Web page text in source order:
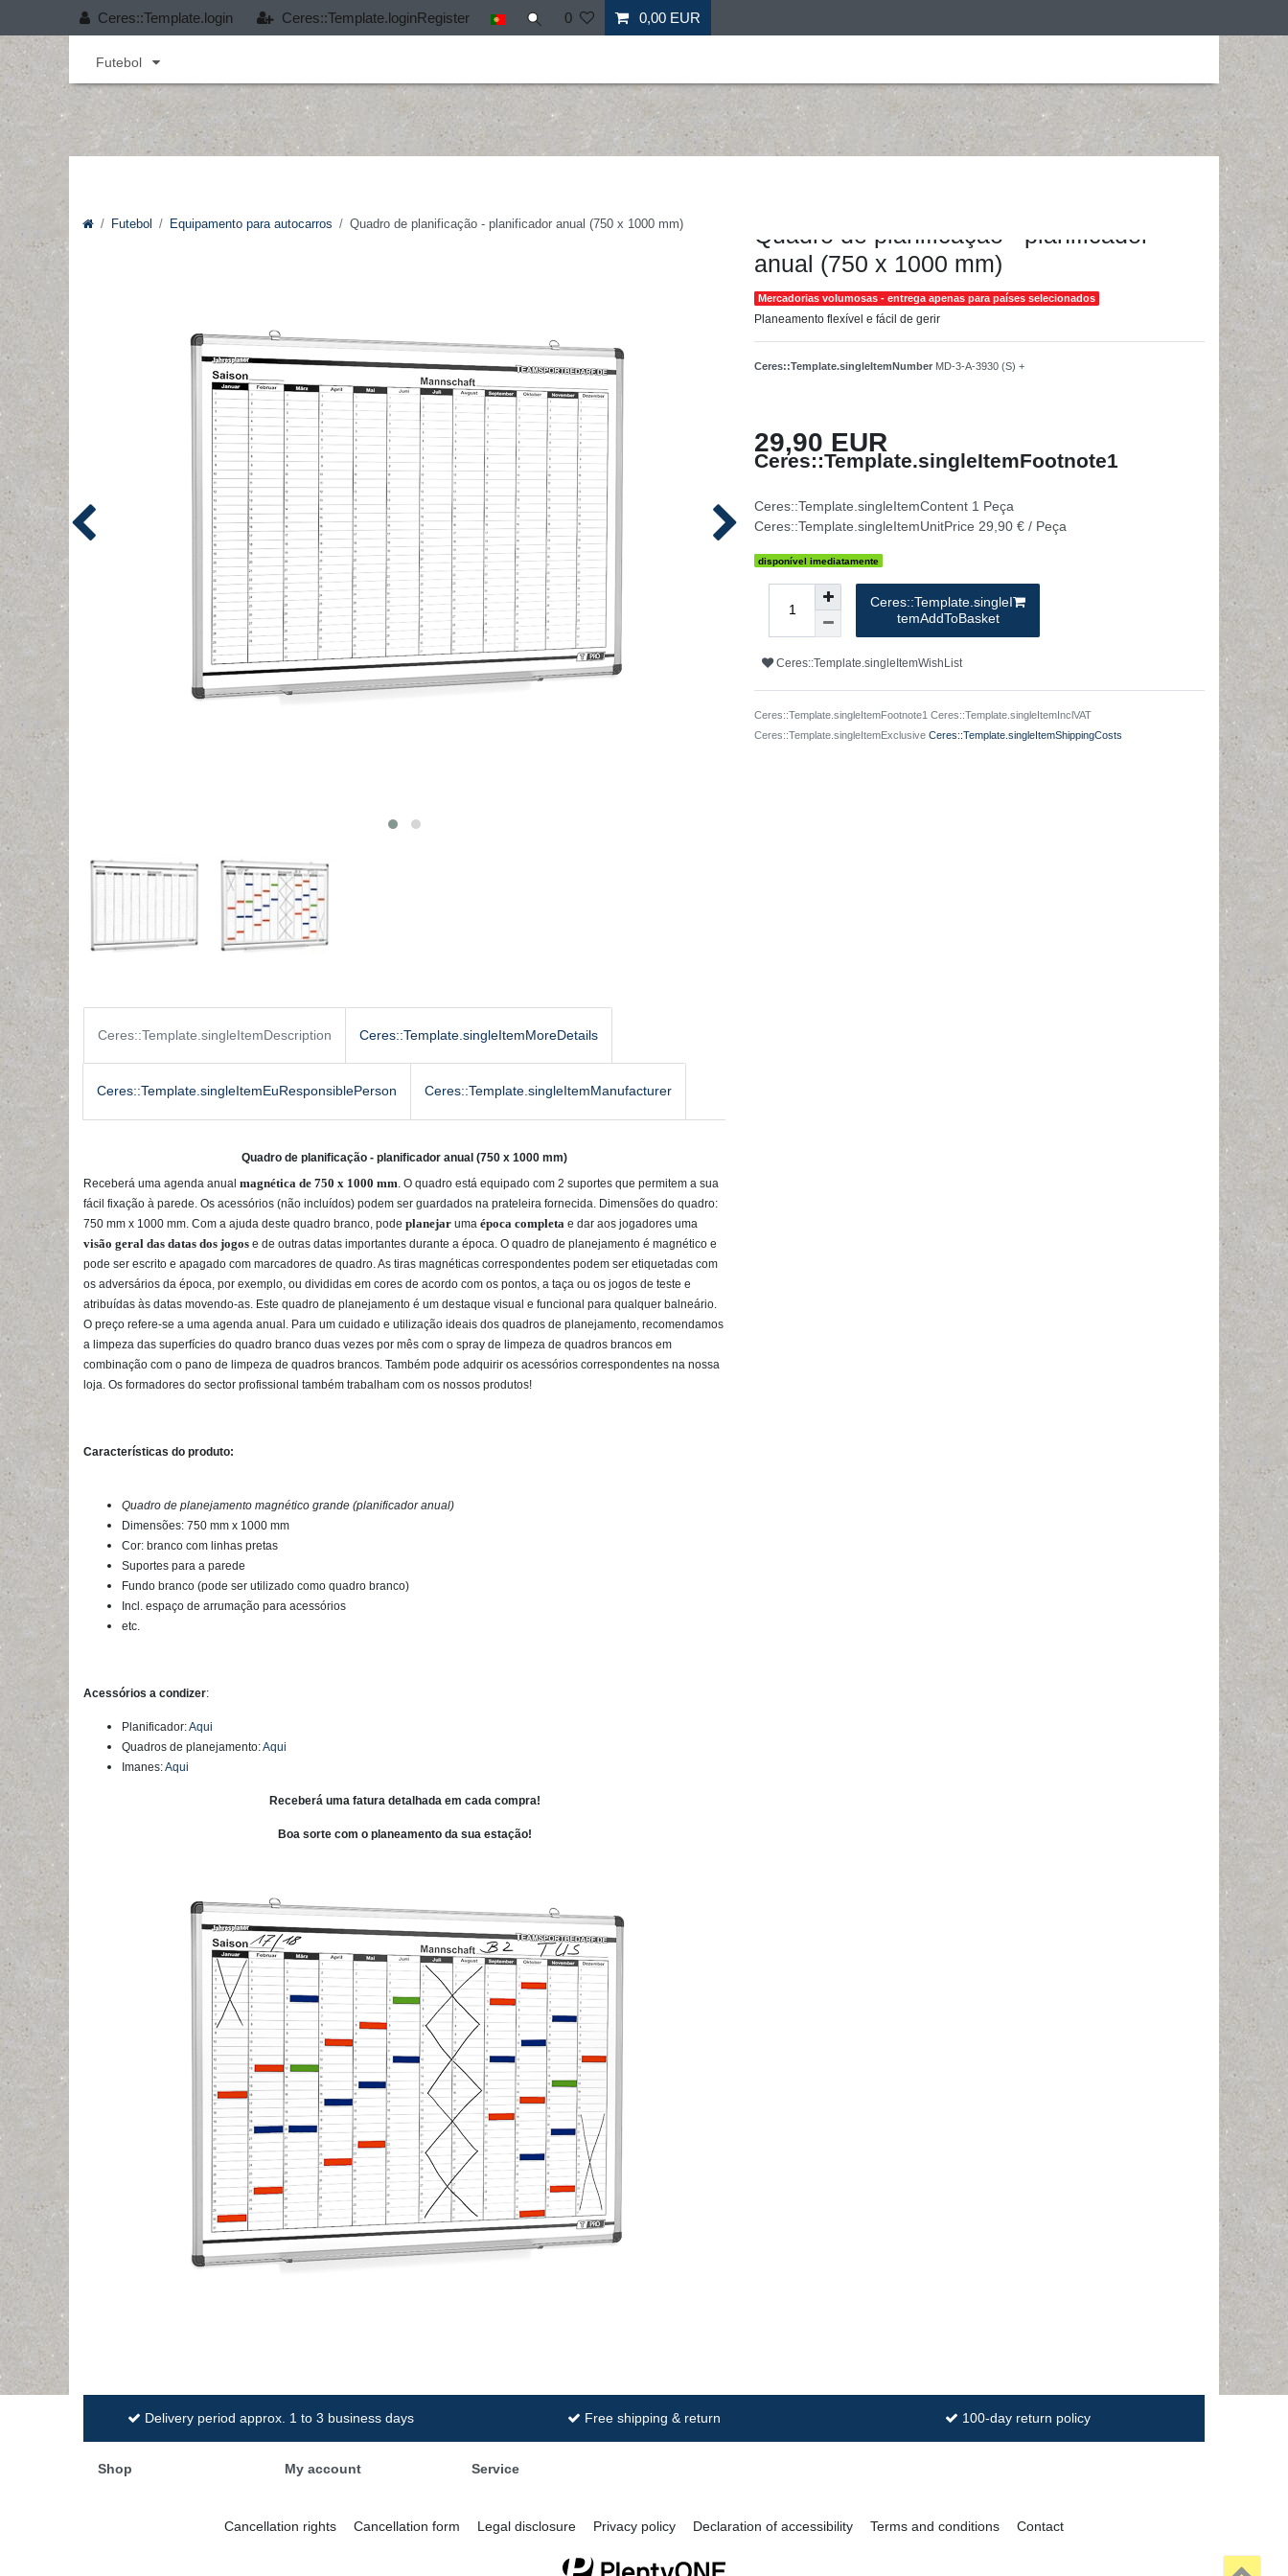
Ceres::Template.login Ceres::Template.loginRegister 0 0,00 EUR
Andebol Cobertura T-PRO Desporto infantil Fitness Mais desporto Ofertas especiais
Futebol
Futebol Equipamento para autocarros Quadro de planificação - planificador anual (750 x 1000 mm)
Quadro de planificação - planificador
anual (750 x 1000 mm)
Mercadorias volumosas - entrega apenas para países selecionados
Planeamento flexível e fácil de gerir
Ceres::Template.singleItemNumber MD-3-A-3930 (S) +
29,90 EUR
Ceres::Template.singleItemFootnote1
Ceres::Template.singleItemContent 1 Peça
Ceres::Template.singleItemUnitPrice 29,90 € / Peça
disponível imediatamente
Ceres::Template.singleI
temAddToBasket
Ceres::Template.singleItemWishList
Ceres::Template.singleItemFootnote1 Ceres::Template.singleItemInclVAT
Ceres::Template.singleItemExclusive Ceres::Template.singleItemShippingCosts
Ceres::Template.singleItemDescription Ceres::Template.singleItemMoreDetails
Ceres::Template.singleItemEuResponsiblePerson Ceres::Template.singleItemManufacturer
Quadro de planificação - planificador anual (750 x 1000 mm)
Receberá uma agenda anual magnética de 750 x 1000 mm . O quadro está equipado com 2 suportes que permitem a sua
fácil fixação à parede. Os acessórios (não incluídos) podem ser guardados na prateleira fornecida. Dimensões do quadro:
750 mm x 1000 mm Com a ajuda deste quadro branco, pode planejar uma época completa e dar aos jogadores uma
visão geral das datas dos jogos e de outras datas importantes durante a época. O quadro de planejamento é magnético e
pode ser escrito e apagado com marcadores de quadro. As tiras magnéticas correspondentes podem ser etiquetadas com
os adversários da época, por exemplo, ou divididas em cores de acordo com os pontos, a taça ou os jogos de teste e
atribuídas às datas movendo-as. Este quadro de planejamento é um destaque visual e funcional para qualquer balneário.
O preço refere-se a uma agenda anual. Para um cuidado e utilização ideais dos quadros de planejamento, recomendamos
a limpeza das superfícies do quadro branco duas vezes por mês com o spray de limpeza de quadros brancos em
combinação com o pano de limpeza de quadros brancos. Também pode adquirir os acessórios correspondentes na nossa
loja. Os formadores do sector profissional também trabalham com os nossos produtos!
Características do produto:
Quadro de planejamento magnético grande (planificador anual)
Dimensões: 750 mm x 1000 mm
Cor: branco com linhas pretas
Suportes para a parede
Fundo branco (pode ser utilizado como quadro branco)
Incl. espaço de arrumação para acessórios
etc.
Acessórios a condizer:
Planificador:Aqui
Quadros de planejamento:Aqui
Imanes:Aqui
Receberá uma fatura detalhada em cada compra!
Boa sorte com o planeamento da sua estação!
Delivery period approx. 1 to 3 business days Free shipping & return 100-day return policy
Shop My account Service
Cancellation rights Cancellation form Legal disclosure Privacy policy Declaration of accessibility Terms and conditions Contact